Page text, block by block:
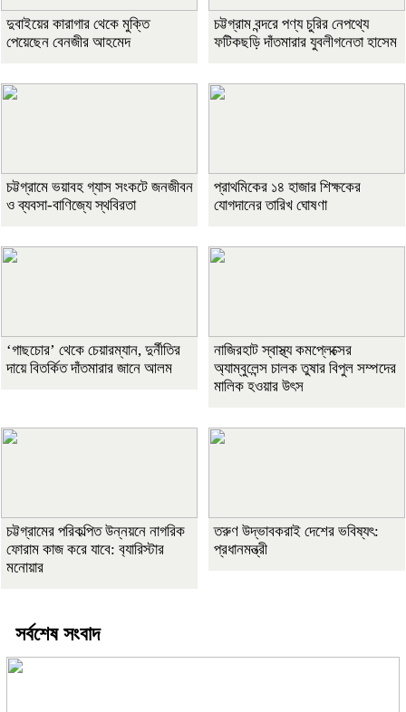
দুবাইয়ের কারাগার থেকে মুক্তি
পেয়েছেন বেনজীর আহমেদ
চট্টগ্রাম বন্দরে পণ্য চুরির নেপথ্যে
ফটিকছড়ি দাঁতমারার যুবলীগনেতা হাসেম
চট্টগ্রামে ভয়াবহ গ্যাস সংকটে জনজীবন
ও ব্যবসা-বাণিজ্যে স্থবিরতা
প্রাথমিকের ১৪ হাজার শিক্ষকের
যোগদানের তারিখ ঘোষণা
‘গাছচোর’ থেকে চেয়ারম্যান, দুর্নীতির
দায়ে বিতর্কিত দাঁতমারার জানে আলম
নাজিরহাট স্বাস্থ্য কমপ্লেক্সের
অ্যাম্বুলেন্স চালক তুষার বিপুল সম্পদের
মালিক হওয়ার উৎস
চট্টগ্রামের পরিকল্পিত উন্নয়নে নাগরিক
ফোরাম কাজ করে যাবে: ব‍্যারিস্টার
মনোয়ার
তরুণ উদ্ভাবকরাই দেশের ভবিষ্যৎ:
প্রধানমন্ত্রী
সর্বশেষ সংবাদ